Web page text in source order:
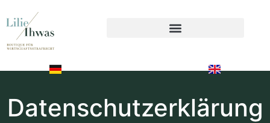
Datenschutzerklärung